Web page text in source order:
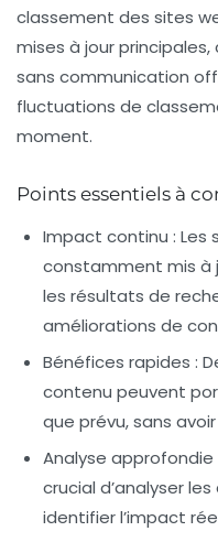
classement des sites
mises à jour principales,
sans communication
fluctuations de
moment.
Points essentiels à
Impact continu : Les
constamment mis
les résultats de
améliorations de
Bénéfices rapides :
contenu peuvent
que prévu, sans
Analyse approfondie
crucial d’analyser
identifier l’impact